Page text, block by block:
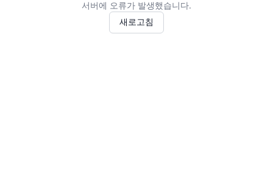
서버에 오류가 발생했습니다.
새로고침